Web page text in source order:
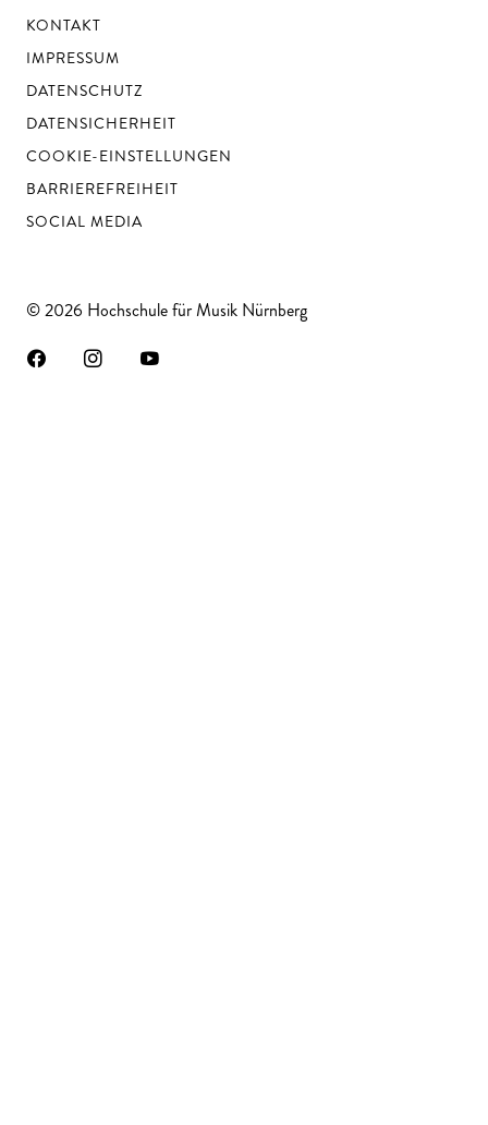
KONTAKT
IMPRESSUM
DATENSCHUTZ
DATENSICHERHEIT
COOKIE-EINSTELLUNGEN
BARRIEREFREIHEIT
SOCIAL MEDIA
© 2026 Hochschule für Musik Nürnberg